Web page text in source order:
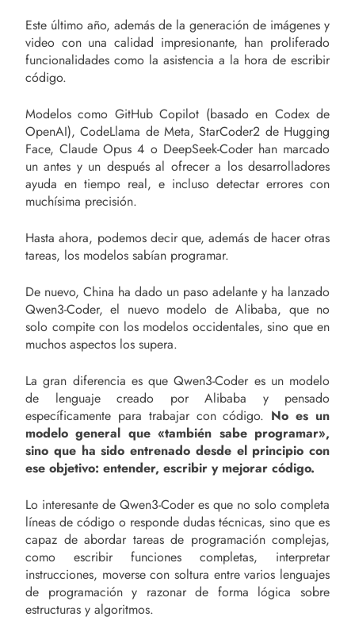
Este último año, además de la generación de imágenes y
video con una calidad impresionante, han proliferado
funcionalidades como la asistencia a la hora de escribir
código.
Modelos como GitHub Copilot (basado en Codex de
OpenAI), CodeLlama de Meta, StarCoder2 de Hugging
Face, Claude Opus 4 o DeepSeek-Coder han marcado
un antes y un después al ofrecer a los desarrolladores
ayuda en tiempo real, e incluso detectar errores con
muchísima precisión.
Hasta ahora, podemos decir que, además de hacer otras
tareas, los modelos sabían programar.
De nuevo, China ha dado un paso adelante y ha lanzado
Qwen3-Coder, el nuevo modelo de Alibaba, que no
solo compite con los modelos occidentales, sino que en
muchos aspectos los supera.
La gran diferencia es que Qwen3-Coder es un modelo
de lenguaje creado por Alibaba y pensado
específicamente para trabajar con código. No es un
modelo general que «también sabe programar»,
sino que ha sido entrenado desde el principio con
ese objetivo: entender, escribir y mejorar código.
Lo interesante de Qwen3-Coder es que no solo completa
líneas de código o responde dudas técnicas, sino que es
capaz de abordar tareas de programación complejas,
como escribir funciones completas, interpretar
instrucciones, moverse con soltura entre varios lenguajes
de programación y razonar de forma lógica sobre
estructuras y algoritmos.